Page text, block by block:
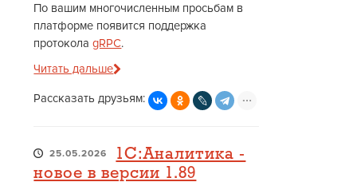
По вашим многочисленным просьбам в
платформе появится поддержка
протоколаgRPC.
Читать дальше
Рассказать друзьям:
25.05.2026
1С:Аналитика -
новое в версии 1.89